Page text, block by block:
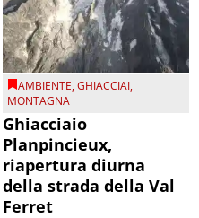
AMBIENTE,GHIACCIAI,
MONTAGNA
Ghiacciaio
Planpincieux,
riapertura diurna
della strada della Val
Ferret